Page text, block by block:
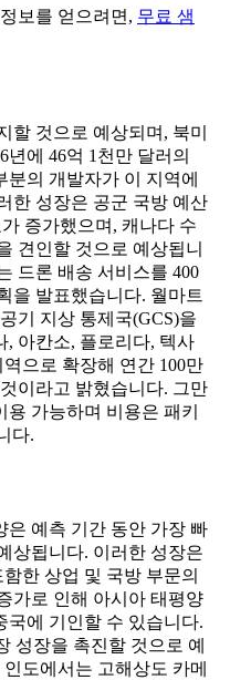
보를 얻으려면, 무료 샘
할 것으로 예상되며, 북미
년에 46억 1천만 달러의
의 개발자가 이 지역에
한 성장은 공군 국방 예산
증가했으며, 캐나다 수
견인할 것으로 예상됩니
드론 배송 서비스를 400
을 발표했습니다. 월마트
기 지상 통제국(GCS)을
, 아칸소, 플로리다, 텍사
으로 확장해 연간 100만
이라고 밝혔습니다. 그만
용 가능하며 비용은 패키
다.
은 예측 기간 동안 가장 빠
상됩니다. 이러한 성장은
한 상업 및 국방 부문의
가로 인해 아시아 태평양
국에 기인할 수 있습니다.
성장을 촉진할 것으로 예
도에서는 고해상도 카메